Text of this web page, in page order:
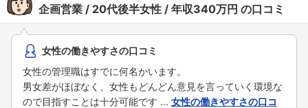
企画営業 20代後半女性 年収340万円 の口コミ
女性の働きやすさの口コミ
女性の管理職はすでに何名かいます。
男女差がほぼなく、女性もどんどん意見を言っていく環境な
ので目指すことは十分可能です ... 女性の働きやすさの口コ